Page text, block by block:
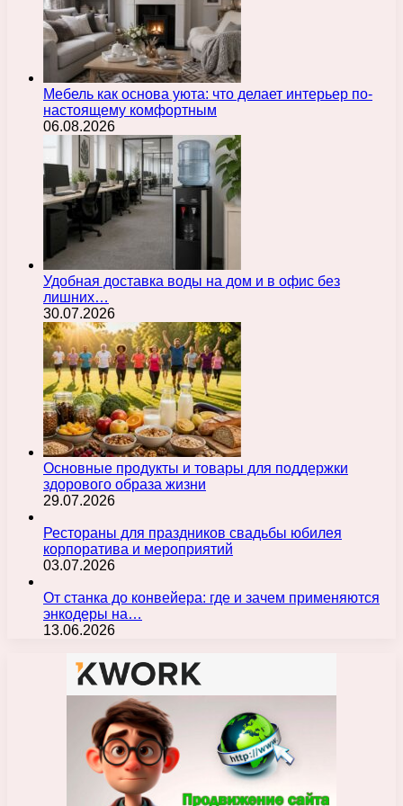
Мебель как основа уюта: что делает интерьер по-
настоящему комфортным
06.08.2026
Удобная доставка воды на дом и в офис без
лишних…
30.07.2026
Основные продукты и товары для поддержки
здорового образа жизни
29.07.2026
Рестораны для праздников свадьбы юбилея
корпоратива и мероприятий
03.07.2026
От станка до конвейера: где и зачем применяются
энкодеры на…
13.06.2026